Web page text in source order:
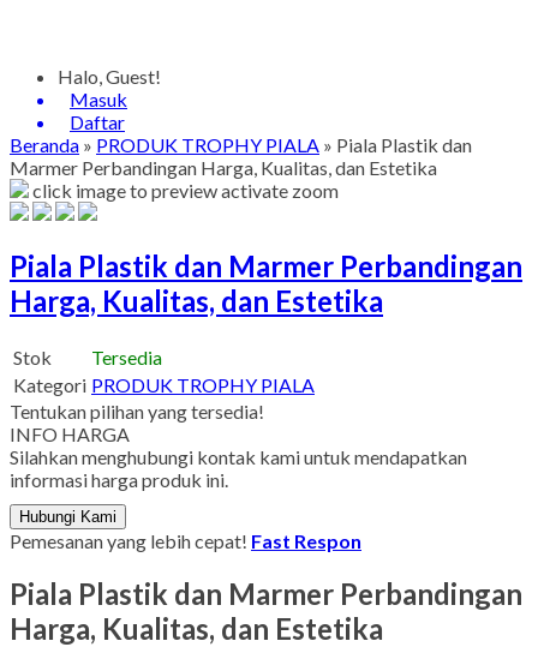
Halo, Guest!
Masuk
Daftar
Beranda » PRODUK TROPHY PIALA » Piala Plastik dan
Marmer Perbandingan Harga, Kualitas, dan Estetika
click image to previewactivate zoom
Piala Plastik dan Marmer Perbandingan
Harga, Kualitas, dan Estetika
Stok
Tersedia
Kategori PRODUK TROPHY PIALA
Tentukan pilihan yang tersedia!
INFO HARGA
Silahkan menghubungi kontak kami untuk mendapatkan
informasi harga produk ini.
Hubungi Kami
Pemesanan yang lebih cepat! Fast Respon
Piala Plastik dan Marmer Perbandingan
Harga, Kualitas, dan Estetika